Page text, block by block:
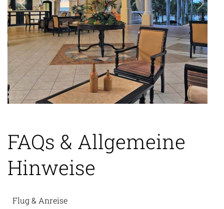
FAQs & Allgemeine
Hinweise
Flug & Anreise